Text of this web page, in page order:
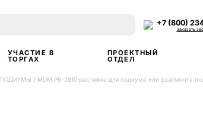
+7 (800)
Заказать
УЧАСТИЕ В
ТОРГАХ
ПРОЕКТНЫЙ
ОТДЕЛ
ПОДИУМЫ / MDM Р6-2810 растяжка для подиума или фрагмента